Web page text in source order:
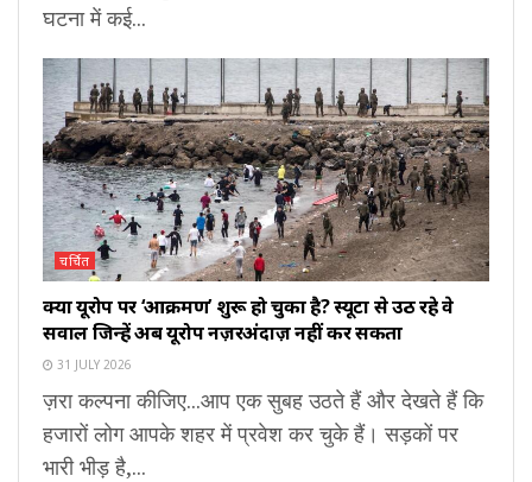
घटना में कई...
चर्चित
क्या यूरोप पर ‘आक्रमण’ शुरू हो चुका है? स्यूटा से उठ रहे वे
सवाल जिन्हें अब यूरोप नज़रअंदाज़ नहीं कर सकता
31 JULY 2026
ज़रा कल्पना कीजिए...आप एक सुबह उठते हैं और देखते हैं कि
हजारों लोग आपके शहर में प्रवेश कर चुके हैं। सड़कों पर
भारी भीड़ है,...